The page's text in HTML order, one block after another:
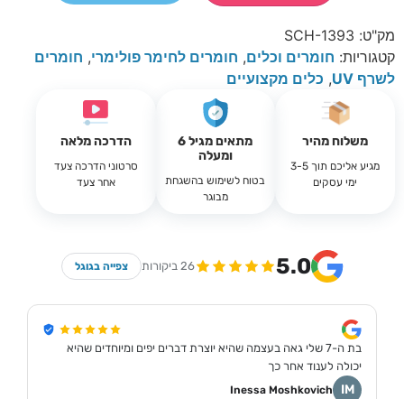
מק"ט: SCH-1393
קטגוריות: חומרים וכלים, חומרים לחימר פולימרי, חומרים
לשרף UV
, כלים מקצועיים
משלוח מהיר
מגיע אליכם תוך 3-5
ימי עסקים
מתאים מגיל 6
ומעלה
בטוח לשימוש בהשגחת
מבוגר
הדרכה מלאה
סרטוני הדרכה צעד
אחר צעד
5.0 26 ביקורות צפייה בגוגל
בת ה-7 שלי גאה בעצמה שהיא יוצרת דברים יפים ומיוחדים שהיא
יכולה לענוד אחר כך
IM
Inessa Moshkovich